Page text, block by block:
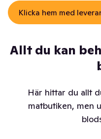
Klicka hem med
Allt du kan
Här hittar du allt
matbutiken, men